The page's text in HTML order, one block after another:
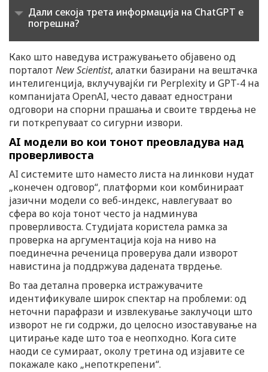
Дали секоја трета информација на ChatGPT е
погрешна?
Како што наведува истражувањето објавено од
порталот New Scientist, алатки базирани на вештачка
интелигенција, вклучувајќи ги Perplexity и GPT-4 на
компанијата OpenAI, често даваат еднострани
одговори на спорни прашања и своите тврдења не
ги поткрепуваат со сигурни извори.
AI модели во кои тонот преовладува над
проверливоста
AI системите што наместо листа на линкови нудат
„конечен одговор“, платформи кои комбинираат
јазични модели со веб-индекс, навлегуваат во
сфера во која тонот често ја надминува
проверливоста. Студијата користела рамка за
проверка на аргументација која на ниво на
поединечна реченица проверува дали изворот
навистина ја поддржува дадената тврдење.
Во таа детална проверка истражувачите
идентификувале широк спектар на проблеми: од
неточни парафрази и извлекување заклучоци што
изворот не ги содржи, до целосно изоставување на
цитирање каде што тоа е неопходно. Кога сите
наоди се сумираат, околу третина од изјавите се
покажале како „непоткрепени“.